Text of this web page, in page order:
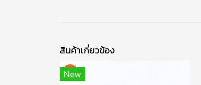
สินค้าเกี่ยวข้อง
New